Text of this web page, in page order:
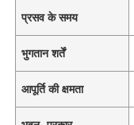
प्रसव के समय
भुगतान शर्तें
आपूर्ति की क्षमता